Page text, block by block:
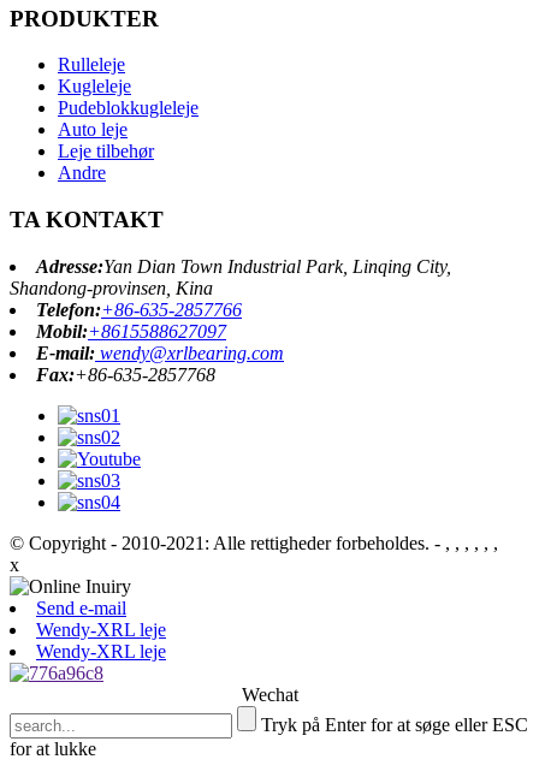
PRODUKTER
Rulleleje
Kugleleje
Pudeblokkugleleje
Auto leje
Leje tilbehør
Andre
TA KONTAKT
Adresse:Yan Dian Town Industrial Park, Linqing City,
Shandong-provinsen, Kina
Telefon:+86-635-2857766
Mobil:+8615588627097
E-mail: wendy@xrlbearing.com
Fax:+86-635-2857768
© Copyright - 2010-2021: Alle rettigheder forbeholdes. - , , , , , ,
x
Send e-mail
Wendy-XRL leje
Wendy-XRL leje
Wechat
Tryk på Enter for at søge eller ESC
for at lukke